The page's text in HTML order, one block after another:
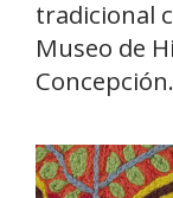
tradicional
Museo de
Concepción.